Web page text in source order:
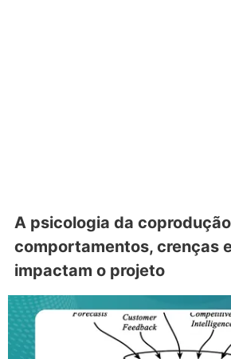
A psicologia da
comportamentos, crenças
impactam o projeto